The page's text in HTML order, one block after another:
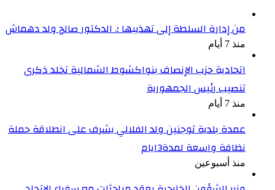
من إدارة السلطة إلى تهذيبها ؛. الدكتور صالح ولد دهماش
منذ 7 أيام
اتحادية حزب الإنصاف بنواكشوط الشمالية تخلد ذكرى
تنصيب رئيس الجمهورية
منذ 7 أيام
عمدة بلدية توجنين ولد الفلالي يشرف على انطلاقة حملة
نظافة واسعة لمدة3ايام
منذ أسبوعين